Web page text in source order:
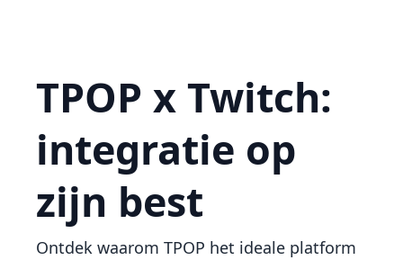
TPOP x Twitch:
integratie op
zijn best
Ontdek waarom TPOP het ideale platform